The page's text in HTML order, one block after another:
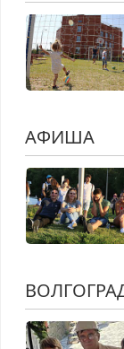
АФИША